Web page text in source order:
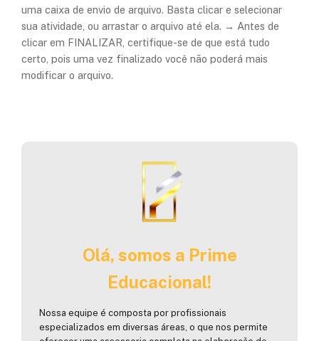
uma caixa de envio de arquivo. Basta clicar e selecionar
sua atividade, ou arrastar o arquivo até ela. → Antes de
clicar em FINALIZAR, certifique-se de que está tudo
certo, pois uma vez finalizado você não poderá mais
modificar o arquivo.
Olá, somos a Prime
Educacional!
Nossa equipe é composta por profissionais
especializados em diversas áreas, o que nos permite